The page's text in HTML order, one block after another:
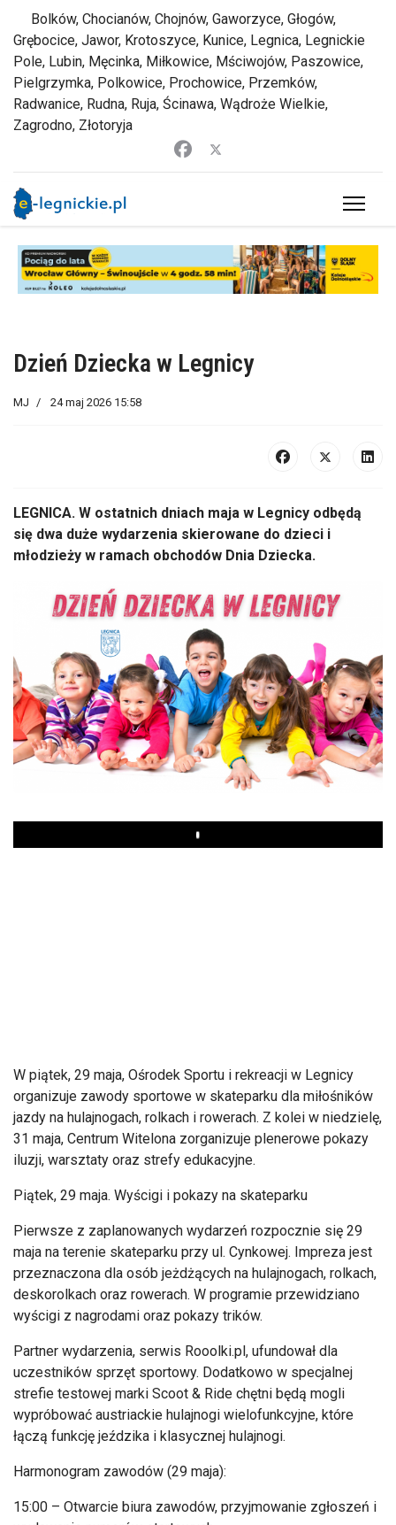
Bolków, Chocianów, Chojnów, Gaworzyce, Głogów,
Grębocice, Jawor, Krotoszyce, Kunice, Legnica, Legnickie
Pole, Lubin, Męcinka, Miłkowice, Mściwojów, Paszowice,
Pielgrzymka, Polkowice, Prochowice, Przemków,
Radwanice, Rudna, Ruja, Ścinawa, Wądroże Wielkie,
Zagrodno, Złotoryja
Dzień Dziecka w Legnicy
MJ 24 maj 2026 15:58
LEGNICA. W ostatnich dniach maja w Legnicy odbędą
się dwa duże wydarzenia skierowane do dzieci i
młodzieży w ramach obchodów Dnia Dziecka.
Play
W piątek, 29 maja, Ośrodek Sportu i rekreacji w Legnicy
organizuje zawody sportowe w skateparku dla miłośników
jazdy na hulajnogach, rolkach i rowerach. Z kolei w niedzielę,
31 maja, Centrum Witelona zorganizuje plenerowe pokazy
iluzji, warsztaty oraz strefy edukacyjne.
Piątek, 29 maja. Wyścigi i pokazy na skateparku
Pierwsze z zaplanowanych wydarzeń rozpocznie się 29
maja na terenie skateparku przy ul. Cynkowej. Impreza jest
przeznaczona dla osób jeżdżących na hulajnogach, rolkach,
deskorolkach oraz rowerach. W programie przewidziano
wyścigi z nagrodami oraz pokazy trików.
Partner wydarzenia, serwis Rooolki.pl, ufundował dla
uczestników sprzęt sportowy. Dodatkowo w specjalnej
strefie testowej marki Scoot & Ride chętni będą mogli
wypróbować austriackie hulajnogi wielofunkcyjne, które
łączą funkcję jeździka i klasycznej hulajnogi.
Harmonogram zawodów (29 maja):
15:00 – Otwarcie biura zawodów, przyjmowanie zgłoszeń i